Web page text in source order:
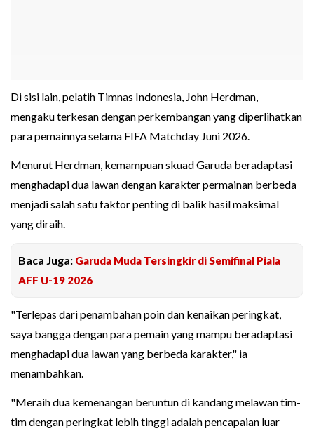
Di sisi lain, pelatih Timnas Indonesia, John Herdman,
mengaku terkesan dengan perkembangan yang diperlihatkan
para pemainnya selama FIFA Matchday Juni 2026.
Menurut Herdman, kemampuan skuad Garuda beradaptasi
menghadapi dua lawan dengan karakter permainan berbeda
menjadi salah satu faktor penting di balik hasil maksimal
yang diraih.
Baca Juga: Garuda Muda Tersingkir di Semifinal Piala
AFF U-19 2026
"Terlepas dari penambahan poin dan kenaikan peringkat,
saya bangga dengan para pemain yang mampu beradaptasi
menghadapi dua lawan yang berbeda karakter," ia
menambahkan.
"Meraih dua kemenangan beruntun di kandang melawan tim-
tim dengan peringkat lebih tinggi adalah pencapaian luar